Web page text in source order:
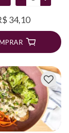
34,10